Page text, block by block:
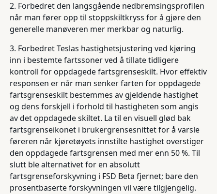
2. Forbedret den langsgående nedbremsingsprofilen
når man fører opp til stoppskiltkryss for å gjøre den
generelle manøveren mer merkbar og naturlig.
3. Forbedret Teslas hastighetsjustering ved kjøring
inn i bestemte fartssoner ved å tillate tidligere
kontroll for oppdagede fartsgrenseskilt. Hvor effektiv
responsen er når man senker farten for oppdagede
fartsgrenseskilt bestemmes av gjeldende hastighet
og dens forskjell i forhold til hastigheten som angis
av det oppdagede skiltet. La til en visuell glød bak
fartsgrenseikonet i brukergrensesnittet for å varsle
føreren når kjøretøyets innstilte hastighet overstiger
den oppdagede fartsgrensen med mer enn 50 %. Til
slutt ble alternativet for en absolutt
fartsgrenseforskyvning i FSD Beta fjernet; bare den
prosentbaserte forskyvningen vil være tilgjengelig.